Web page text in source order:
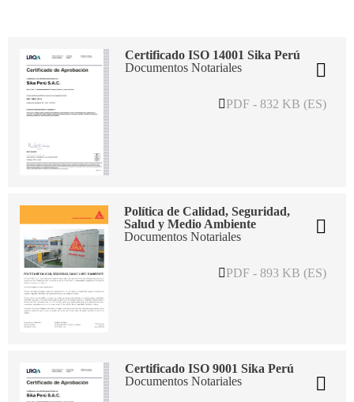
Certificado ISO 14001 Sika Perú
Documentos Notariales
PDF - 832 KB (ES)
Política de Calidad, Seguridad,
Salud y Medio Ambiente
Documentos Notariales
PDF - 893 KB (ES)
Certificado ISO 9001 Sika Perú
Documentos Notariales